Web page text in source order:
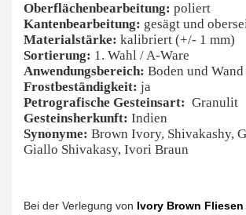
Oberflächenbearbeitung: poliert
Kantenbearbeitung: gesägt und
Materialstärke: kalibriert (+/- 1 mm)
Sortierung: 1. Wahl / A-Ware
Anwendungsbereich: Boden und
Frostbeständigkeit: ja
Petrografische Gesteinsart: Granulit
Gesteinsherkunft: Indien
Synonyme: Brown Ivory, Shivakashy,
Giallo Shivakasy, Ivori Braun
Bei der Verlegung von Ivory Brown Fliesen